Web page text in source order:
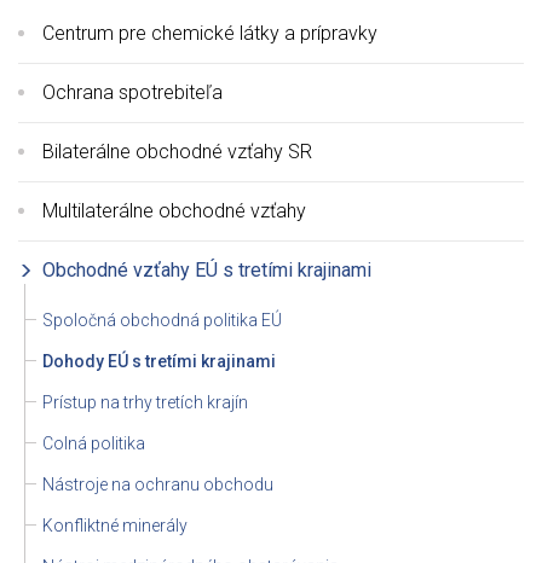
Centrum pre chemické látky a prípravky
Ochrana spotrebiteľa
Bilaterálne obchodné vzťahy SR
Multilaterálne obchodné vzťahy
Obchodné vzťahy EÚ s tretími krajinami
Spoločná obchodná politika EÚ
Dohody EÚ s tretími krajinami
Prístup na trhy tretích krajín
Colná politika
Nástroje na ochranu obchodu
Konfliktné minerály